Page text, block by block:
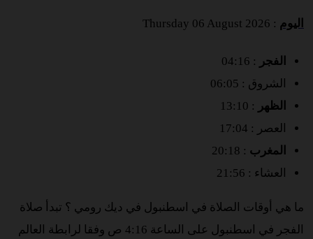
اليوم: Thursday 06 August 2026
الفجر : 04:16
الشروق : 06:05
الظهر : 13:10
العصر : 17:04
المغرب: 20:18
العشاء : 21:56
ما هي أوقات الصلاة في اسطنبول في ديك رومي ؟ تبدأ صلاة
الفجر في اسطنبول على الساعة 4:16 ص وفقا لرابطة العالم